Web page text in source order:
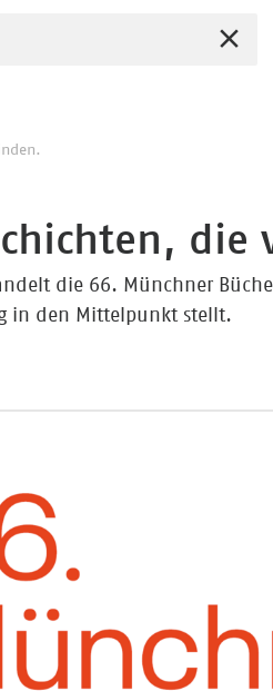
die
die 66. Münchner
in den Mittelpunkt stellt.